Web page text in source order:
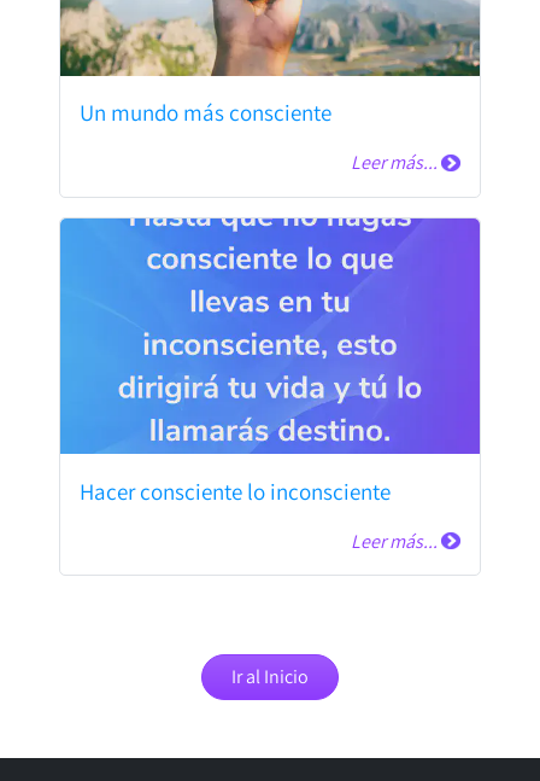
Un mundo más consciente
Leer más...
Hacer consciente lo inconsciente
Leer más...
Ir al Inicio